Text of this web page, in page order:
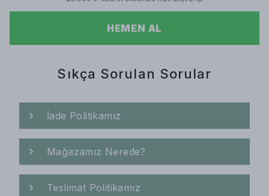
HEMEN AL
Sıkça Sorulan Sorular
İade Politikamız
Mağazamız Nerede?
Teslimat Politikamız